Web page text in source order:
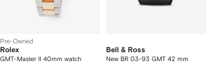
Pre-Owned
Rolex
GMT-Master II 40mm watch
Bell & Ross
New BR 03-93 GMT 42 mm